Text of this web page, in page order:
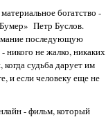
богатство -
Петр Буслов.
последующую
никого не жалко, никаких
когда судьба дарует им
и если человеку еще не
- фильм, который